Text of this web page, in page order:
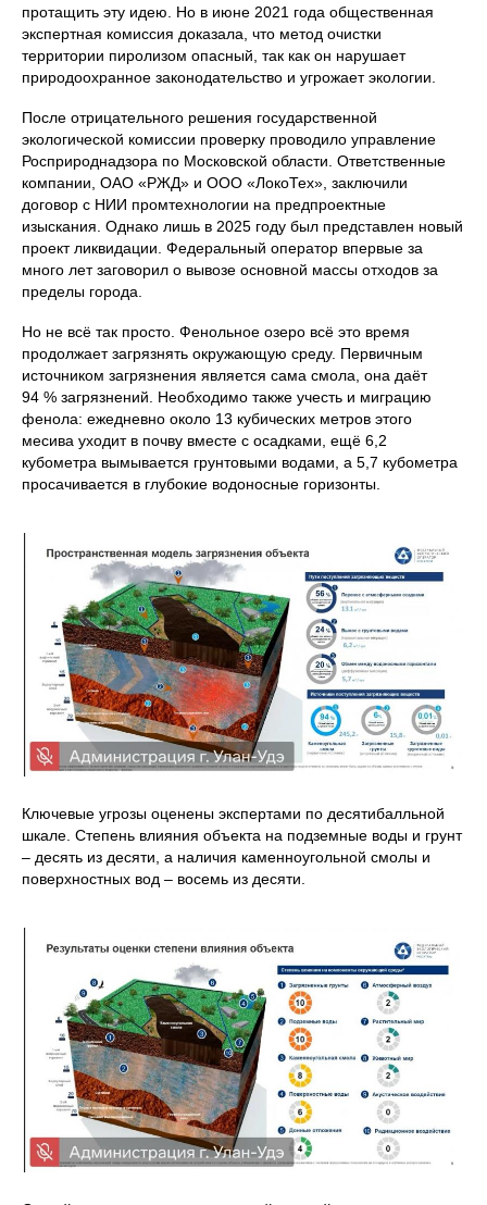
протащить эту идею. Но в июне 2021 года общественная
экспертная комиссия доказала, что метод очистки
территории пиролизом опасный, так как он нарушает
природоохранное законодательство и угрожает экологии.
После отрицательного решения государственной
экологической комиссии проверку проводило управление
Росприроднадзора по Московской области. Ответственные
компании, ОАО «РЖД» и ООО «ЛокоТех», заключили
договор с НИИ промтехнологии на предпроектные
изыскания. Однако лишь в 2025 году был представлен новый
проект ликвидации. Федеральный оператор впервые за
много лет заговорил о вывозе основной массы отходов за
пределы города.
Но не всё так просто. Фенольное озеро всё это время
продолжает загрязнять окружающую среду. Первичным
источником загрязнения является сама смола, она даёт
94 % загрязнений. Необходимо также учесть и миграцию
фенола: ежедневно около 13 кубических метров этого
месива уходит в почву вместе с осадками, ещё 6,2
кубометра вымывается грунтовыми водами, а 5,7 кубометра
просачивается в глубокие водоносные горизонты.
Ключевые угрозы оценены экспертами по десятибалльной
шкале. Степень влияния объекта на подземные воды и грунт
– десять из десяти, а наличия каменноугольной смолы и
поверхностных вод – восемь из десяти.